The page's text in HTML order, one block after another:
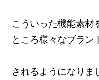
こういった機能素
ところ様々なブラン
されるようになりま